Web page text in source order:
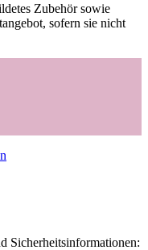
Zubehör sowie
sofern sie nicht
Sicherheitsinformationen: